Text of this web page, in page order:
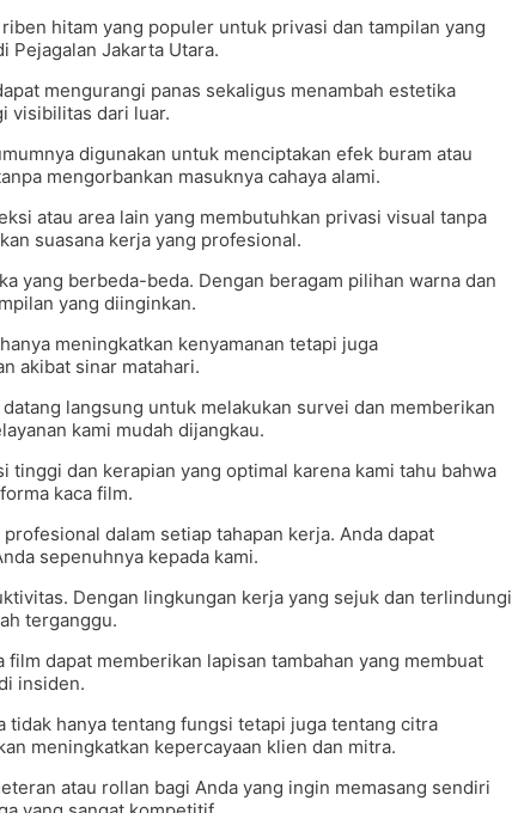
hitam yang populer untuk privasi dan tampilan yang
Pejagalan Jakarta Utara.
mengurangi panas sekaligus menambah estetika
visibilitas dari luar.
digunakan untuk menciptakan efek buram atau
mengorbankan masuknya cahaya alami.
atau area lain yang membutuhkan privasi visual tanpa
suasana kerja yang profesional.
yang berbeda-beda. Dengan beragam pilihan warna dan
yang diinginkan.
meningkatkan kenyamanan tetapi juga
akibat sinar matahari.
langsung untuk melakukan survei dan memberikan
kami mudah dijangkau.
dan kerapian yang optimal karena kami tahu bahwa
kaca film.
dalam setiap tahapan kerja. Anda dapat
sepenuhnya kepada kami.
Dengan lingkungan kerja yang sejuk dan terlindungi
terganggu.
dapat memberikan lapisan tambahan yang membuat
insiden.
tidak hanya tentang fungsi tetapi juga tentang citra
meningkatkan kepercayaan klien dan mitra.
atau rollan bagi Anda yang ingin memasang sendiri